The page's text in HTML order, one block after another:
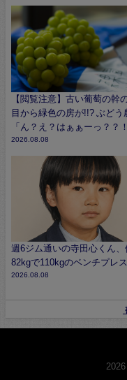
【閲覧注意】古い葡萄の幹
目から緑色の房が!!? ぶどう
「ん？え？はぁぁーっ？？！
2026.08.08
週6ジム通いの寺田心くん、
82kgで110kgのベンチプレス
2026.08.08
©